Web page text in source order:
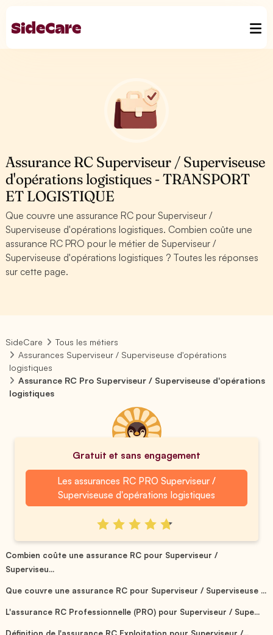
Assurance RC Superviseur / Superviseuse
d'opérations logistiques - TRANSPORT
ET LOGISTIQUE
Que couvre une assurance RC pour Superviseur /
Superviseuse d'opérations logistiques. Combien coûte une
assurance RC PRO pour le métier de Superviseur /
Superviseuse d'opérations logistiques ? Toutes les réponses
sur cette page.
SideCare
Tous les métiers
Assurances Superviseur / Superviseuse d'opérations
logistiques
Assurance RC Pro Superviseur / Superviseuse d'opérations
logistiques
Gratuit et sans engagement
Les assurances RC PRO Superviseur /
Superviseuse d'opérations logistiques
Combien coûte une assurance RC pour Superviseur /
Superviseu...
Que couvre une assurance RC pour Superviseur / Superviseuse ...
L'assurance RC Professionnelle (PRO) pour Superviseur / Supe...